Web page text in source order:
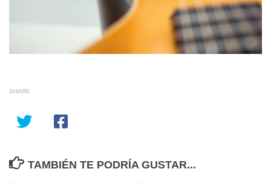
SHARE
TAMBIÉN TE PODRÍA GUSTAR...